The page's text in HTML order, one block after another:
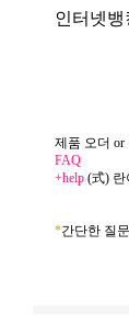
인터넷뱅
제품 오더 or
FAQ
+help (式) 란
*간단한 질